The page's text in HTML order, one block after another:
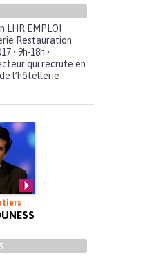
LHR EMPLOI
Restauration
• 9h-18h •
qui recrute en
l’hôtellerie